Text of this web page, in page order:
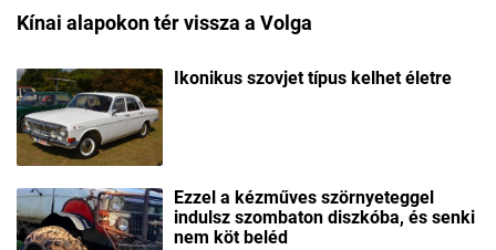
Kínai alapokon tér vissza a Volga
Ikonikus szovjet típus kelhet életre
Ezzel a kézműves szörnyeteggel
indulsz szombaton diszkóba, és senki
nem köt beléd